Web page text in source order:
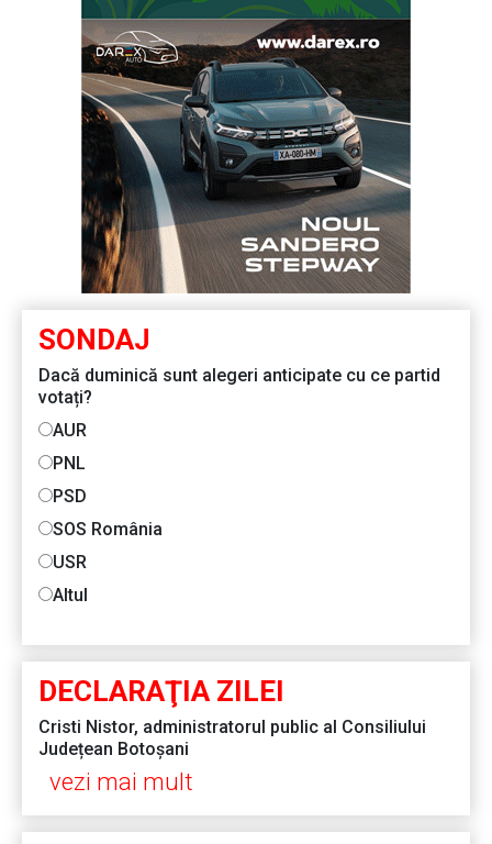
SONDAJ
Dacă duminică sunt alegeri anticipate cu ce partid
votați?
AUR
PNL
PSD
SOS România
USR
Altul
DECLARAŢIA ZILEI
Cristi Nistor, administratorul public al Consiliului
Județean Botoșani
vezi mai mult